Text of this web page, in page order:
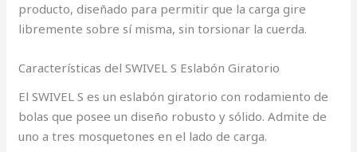
producto, diseñado para permitir que la carga gire
libremente sobre sí misma, sin torsionar la cuerda.
Características del SWIVEL S Eslabón Giratorio
El SWIVEL S es un eslabón giratorio con rodamiento de
bolas que posee un diseño robusto y sólido. Admite de
uno a tres mosquetones en el lado de carga.